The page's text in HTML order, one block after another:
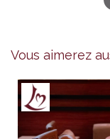
Vous aimerez